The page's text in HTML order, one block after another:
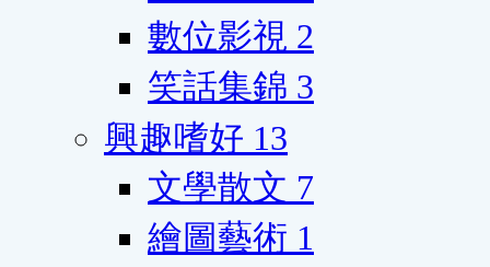
數位影視 2
笑話集錦 3
興趣嗜好 13
文學散文 7
繪圖藝術 1